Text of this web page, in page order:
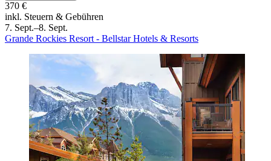
370 €
inkl. Steuern & Gebühren
7. Sept.–8. Sept.
Grande Rockies Resort - Bellstar Hotels & Resorts